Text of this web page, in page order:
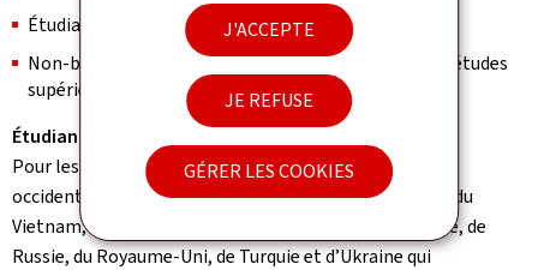
J'ACCEPTE
JE REFUSE
GÉRER LES COOKIES
Étudiants à temps plein
Non-bénéficiaires de l’Aide financière de l’État pour études
supérieures du Luxembourg
Étudiants en master
Pour les étudiants d’excellence provenant des Balkans
occidentaux, des pays ibéro-américains, de Thaïlande, du
Vietnam, du Bélarus, de l’Égypte, de l’Inde, de Moldavie, de
Russie, du Royaume-Uni, de Turquie et d’Ukraine qui